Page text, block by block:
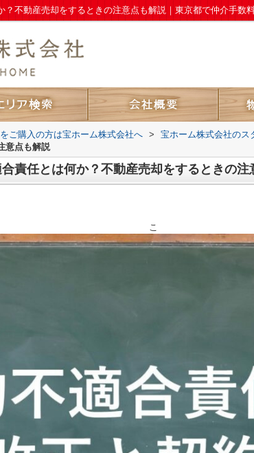
？不動産売却をするときの注意点も解説｜東京都で仲介手
ご購入の方は宝ホーム株式会社へ > 宝ホーム株式会社のス
意点も解説
合責任とは何か？不動産売却をするときの注
こ